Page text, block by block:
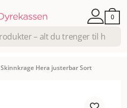
0
Skinnkrage Hera justerbar Sort